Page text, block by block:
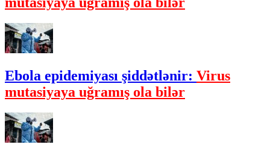
Ebola epidemiyası şiddətlənir: Virus
mutasiyaya uğramış ola bilər